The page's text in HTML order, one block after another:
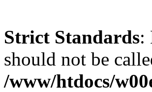
Strict Standards:
should not be
/www/htdocs/